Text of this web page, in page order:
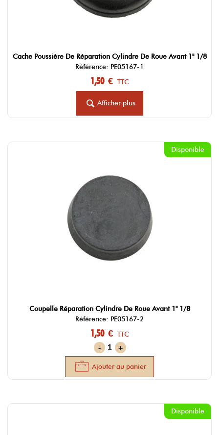
Cache Poussière De Réparation Cylindre De Roue Avant 1" 1/8
Référence: PE05167-1
1,50 € TTC
Afficher plus
Disponible
Coupelle Réparation Cylindre De Roue Avant 1" 1/8
Référence: PE05167-2
1,50 € TTC
-
+
Ajouter au panier
Disponible